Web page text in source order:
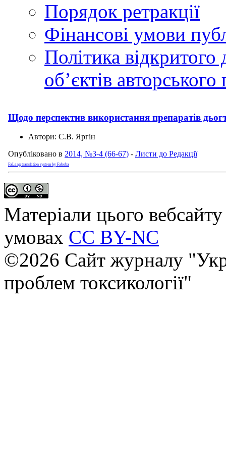
Порядок ретракції
Фінансові умови
Політика
обʼєктів авторського
Щодо перспектив використання препаратів
Автори: С.В. Яргін
Опубліковано в 2014, №3-4 (66-67) - Листи до Редакції
FaLang translation system by Faboba
Матеріали цього
умовах CC BY-NC
©2026 Сайт журналу
проблем токсикології"